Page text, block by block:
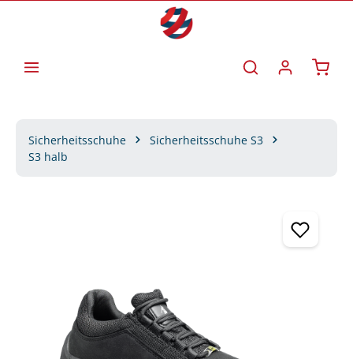
Sicherheitsschuhe
Sicherheitsschuhe S3
S3 halb